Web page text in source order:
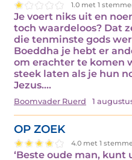
1.0 met 1
Je voert niks uit en
toch waardeloos? Dat
die tenminste gods
Boeddha je hebt er
om erachter te komen
steek laten als je hun
Jezus.…
Boomvader Ruerd 1
OP ZOEK
4.0 met 1
‘Beste oude man,